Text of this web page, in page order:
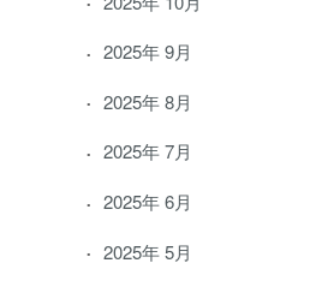
2025年 9月
2025年 8月
2025年 7月
2025年 6月
2025年 5月